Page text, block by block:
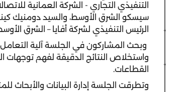
التنفيذي التجاري - الشركة العمانية
سيسكو الشرق الأوسط، والسيد دومنيك
الرئيس التنفيذي لشركة أفايا – الشرق
وبحث المشاركون في الجلسة آلية التعامل
واستخلاص النتائج الدقيقة لفهم توجهات
القطاعات.
وتطرقت الجلسة إدارة البيانات والأبحاث